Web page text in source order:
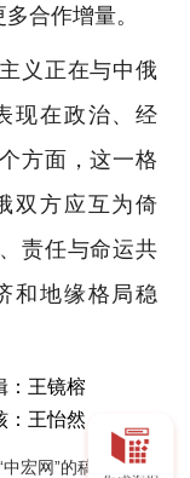
合作增量。
义正在与中俄
现在政治、经
方面，这一格
双方应互为倚
责任与命运共
和地缘格局稳
：王镜榕
：王怡然
中宏网”的稿件，均